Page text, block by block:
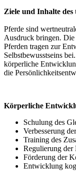
Ziele und Inhalte des
Pferde sind
Ausdruck bringen.
Pferden tragen zur
Selbstbewusstseins
körperliche
die
Körperliche
Schulung des
Verbesserung
Training des
Regulierung der
Förderung der
Entwicklung